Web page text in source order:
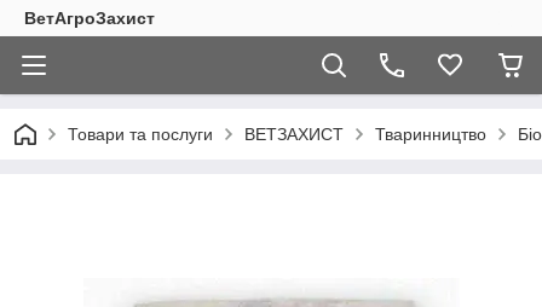
ВетАгроЗахист
Товари та послуги ВЕТЗАХИСТ Тваринництво